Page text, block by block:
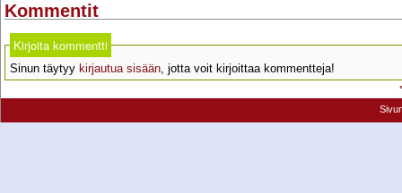
Kommentit
Kirjoita kommentti
Sinun täytyy kirjautua sisään, jotta voit kirjoittaa kommentteja!